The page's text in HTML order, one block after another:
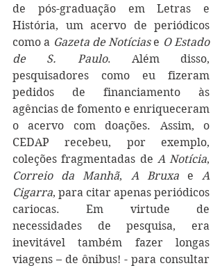
de pós-graduação em Letras e
História, um acervo de periódicos
como a Gazeta de Notícias e O Estado
de S. Paulo. Além disso,
pesquisadores como eu fizeram
pedidos de financiamento às
agências de fomento e enriqueceram
o acervo com doações. Assim, o
CEDAP recebeu, por exemplo,
coleções fragmentadas de A Notícia
Correio da Manhã, A Bruxa e A
Cigarra, para citar apenas periódicos
cariocas. Em virtude de
necessidades de pesquisa, era
inevitável também fazer longas
viagens – de ônibus! - para consultar